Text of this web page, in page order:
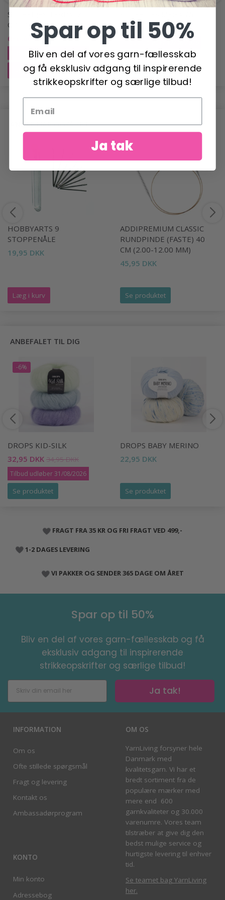
SCHEEPJES TERRAZZO
COLOUR PACK
636,00 DKK 795,00 DKK
Tilbud udløber 12/08/2026
Læg i kurv
424,00 DKK
530,00 DKK
Se produktet
ANDRE HAR OGSÅ SET
HOBBYARTS 9
STOPPENÅLE
19,95 DKK
Læg i kurv
ADDIPREMIUM CLASSIC
RUNDPINDE (FASTE) 40
CM (2.00-12.00 MM)
45,95 DKK
Se produktet
ANBEFALET TIL DIG
-6%
DROPS KID-SILK
32,95 DKK 34,95 DKK
Tilbud udløber 31/08/2026
Se produktet
DROPS BABY MERINO
22,95 DKK
Se produktet
FRAGT FRA 35 KR OG FRI FRAGT VED 499,-
1-2 DAGES LEVERING
VI PAKKER OG SENDER 365 DAGE OM ÅRET
Spar op til 50%
Bliv en del af vores garn-fællesskab og få
eksklusiv adgang til inspirerende
strikkeopskrifter og særlige tilbud!
Ja tak!
INFORMATION
Om os
Ofte stillede spørgsmål
Fragt og levering
Kontakt os
Ambassadørprogram
KONTO
Min konto
Adressebog
OM OS
YarnLiving forsyner hele
Danmark med
kvalitetsgarn. Vi har et
bredt sortiment fra de
populære mærker med
mere end 600
garnkvaliteter og 30.000
varenumre. Vores team
tilstræber at give dig den
bedst mulige service og
hurtigste levering til enhver
tid.
Se teamet bag YarnLiving
her.
Spar op til 50%
Bliv en del af vores garn-fællesskab
og få eksklusiv adgang til inspirerende
strikkeopskrifter og særlige tilbud!
Ja tak